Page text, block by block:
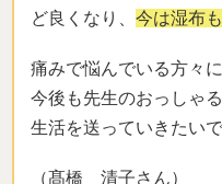
ど良くなり、 今は湿布
痛みで悩んでいる方々
今後も先生のおっしゃ
生活を送っていきたいで
（髙橋 清子さん）